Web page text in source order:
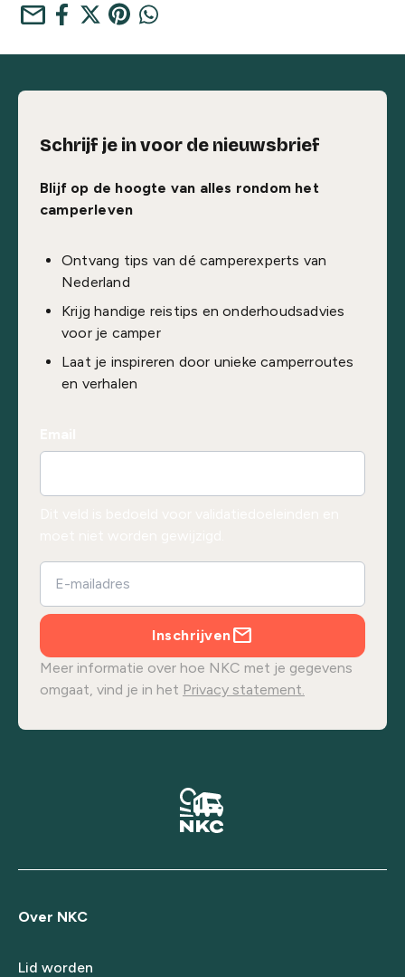
mail
Schrijf je in voor de nieuwsbrief
Blijf op de hoogte van alles rondom het
camperleven
Ontvang tips van dé camperexperts van
Nederland
Krijg handige reistips en onderhoudsadvies
voor je camper
Laat je inspireren door unieke camperroutes
en verhalen
Inschrijven
Meer informatie over hoe NKC met je gegevens
omgaat, vind je in het Privacy statement.
Over NKC
Lid worden